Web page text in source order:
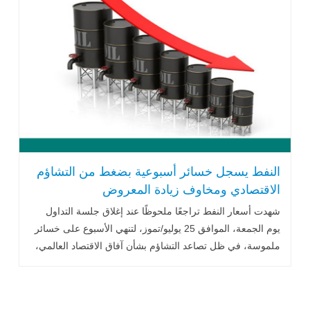
النفط يسجل خسائر أسبوعية بضغط من التشاؤم
الاقتصادي ومخاوف زيادة المعروض
شهدت أسعار النفط تراجعًا ملحوظًا عند إغلاق جلسة التداول
يوم الجمعة، الموافق 25 يوليو/تموز، لتنهي الأسبوع على خسائر
ملموسة، في ظل تصاعد التشاؤم بشأن آفاق الاقتصاد العالمي،